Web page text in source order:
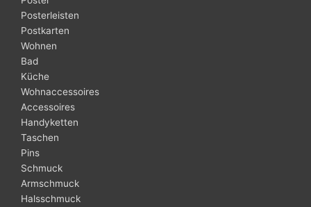
Posterleisten
Postkarten
Wohnen
Bad
Küche
Wohnaccessoires
Accessoires
Handyketten
Taschen
Pins
Schmuck
Armschmuck
Halsschmuck